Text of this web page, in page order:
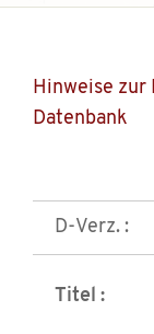
Hinweise zur
Datenbank
D-Verz. :
Titel :